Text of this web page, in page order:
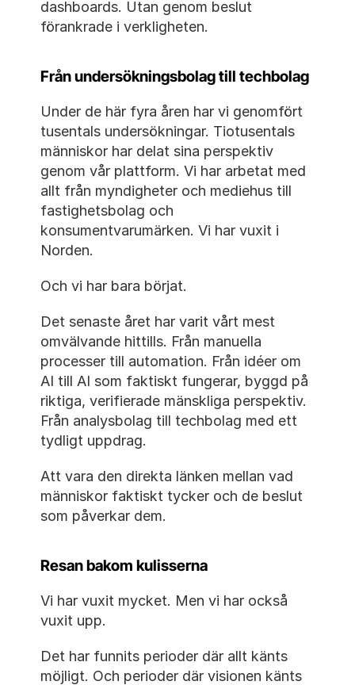
dashboards. Utan genom beslut
förankrade i verkligheten.
Från undersökningsbolag till techbolag
Under de här fyra åren har vi genomfört
tusentals undersökningar. Tiotusentals
människor har delat sina perspektiv
genom vår plattform. Vi har arbetat med
allt från myndigheter och mediehus till
fastighetsbolag och
konsumentvarumärken. Vi har vuxit i
Norden.
Och vi har bara börjat.
Det senaste året har varit vårt mest
omvälvande hittills. Från manuella
processer till automation. Från idéer om
AI till AI som faktiskt fungerar, byggd på
riktiga, verifierade mänskliga perspektiv.
Från analysbolag till techbolag med ett
tydligt uppdrag.
Att vara den direkta länken mellan vad
människor faktiskt tycker och de beslut
som påverkar dem.
Resan bakom kulisserna
Vi har vuxit mycket. Men vi har också
vuxit upp.
Det har funnits perioder där allt känts
möjligt. Och perioder där visionen känts